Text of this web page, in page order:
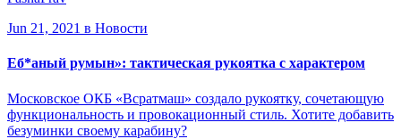
Jun 21, 2021 в Новости
Еб*аный румын»: тактическая рукоятка с характером
Московское ОКБ «Всратмаш» создало рукоятку, сочетающую
функциональность и провокационный стиль. Хотите добавить
безуминки своему карабину?